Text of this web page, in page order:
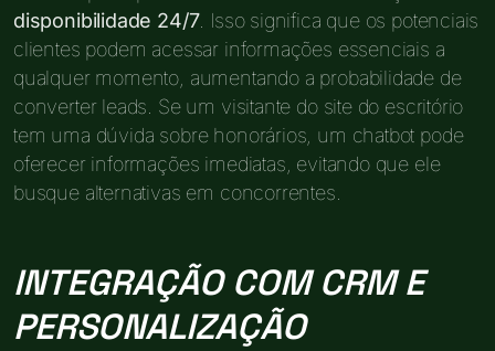
disponibilidade 24/7. Isso significa que os potenciais
clientes podem acessar informações essenciais a
qualquer momento, aumentando a probabilidade de
converter leads. Se um visitante do site do escritório
tem uma dúvida sobre honorários, um chatbot pode
oferecer informações imediatas, evitando que ele
busque alternativas em concorrentes.
INTEGRAÇÃO COM CRM E
PERSONALIZAÇÃO